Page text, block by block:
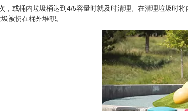
或桶内垃圾桶达到4/5容量时就及时清理。在清理垃圾时将
被扔在桶外堆积。